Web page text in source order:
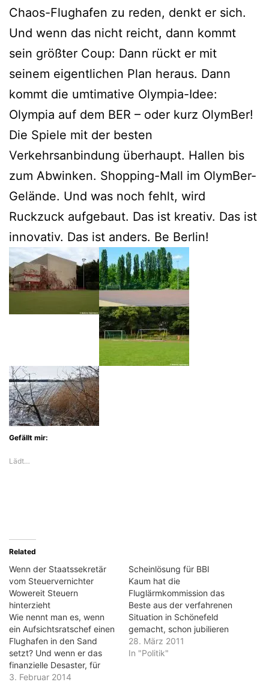
Chaos-Flughafen zu reden, denkt er sich.
Und wenn das nicht reicht, dann kommt
sein größter Coup: Dann rückt er mit
seinem eigentlichen Plan heraus. Dann
kommt die umtimative Olympia-Idee:
Olympia auf dem BER – oder kurz OlymBer!
Die Spiele mit der besten
Verkehrsanbindung überhaupt. Hallen bis
zum Abwinken. Shopping-Mall im OlymBer-
Gelände. Und was noch fehlt, wird
Ruckzuck aufgebaut. Das ist kreativ. Das ist
innovativ. Das ist anders. Be Berlin!
Gefällt mir:
Lädt…
Related
Wenn der Staatssekretär
vom Steuervernichter
Wowereit Steuern
hinterzieht
Wie nennt man es, wenn
ein Aufsichtsratschef einen
Flughafen in den Sand
setzt? Und wenn er das
finanzielle Desaster, für
das er (mit-) verantwortlich
3. Februar 2014
Scheinlösung für BBI
Kaum hat die
Fluglärmkommission das
Beste aus der verfahrenen
Situation in Schönefeld
gemacht, schon jubilieren
die Landesregierungen. In
der Tat sind die
28. März 2011
In "Politik"